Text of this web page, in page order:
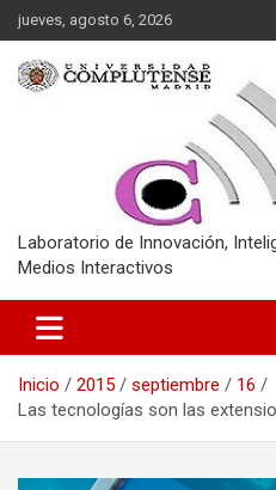
Saltar
al
contenido
jueves, agosto 6, 2026
Laboratorio de Innovación,
Medios Interactivos
Inicio 2015 septiembre
16
Las tecnologías son las